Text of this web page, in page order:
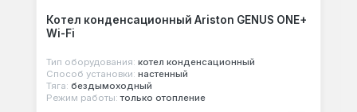
Котел конденсационный Ariston GENUS ONE+
Wi-Fi
Тип оборудования: котел конденсационный
Способ установки: настенный
Тяга: бездымоходный
Режим работы: только отопление